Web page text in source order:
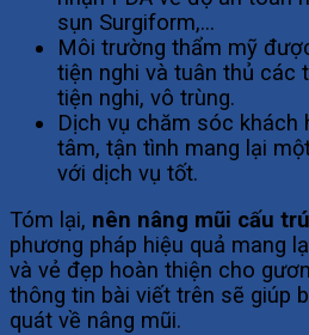
sụn Surgiform,…
Môi trường thẩm mỹ
tiện nghi và tuân thủ các
tiện nghi, vô trùng.
Dịch vụ chăm sóc khách
tâm, tận tình mang lại
với dịch vụ tốt.
Tóm lại, nên nâng mũi cấu
phương pháp hiệu quả mang
và vẻ đẹp hoàn thiện cho
thông tin bài viết trên sẽ giúp
quát về nâng mũi.